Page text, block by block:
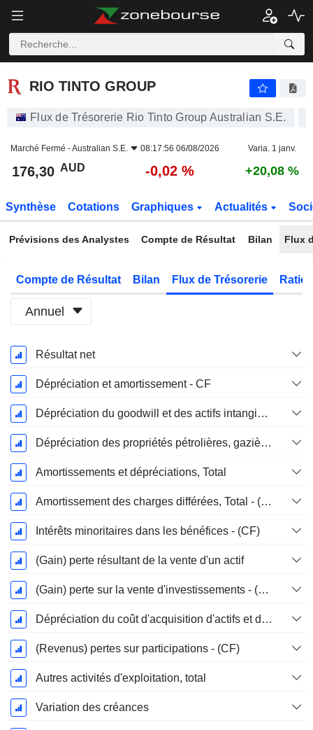
RIO TINTO GROUP
RIO TINTO GROUP
Flux de Trésorerie Rio Tinto Group Australian S.E.
Marché Fermé -Australian S.E. 08:17:56 06/08/2026 Varia. 1 janv.
176,30 AUD -0,02 % +20,08 %
Synthèse Cotations Graphiques Actualités
Prévisions des Analystes Compte de Résultat Bilan Flux
Compte de Résultat Bilan Flux de Trésorerie
Annuel
Période
Fiscale:
Décembre
Résultat net
Dépréciation et amortissement - CF
Dépréciation du goodwill et des actifs intangibles
Dépréciation des propriétés pétrolières, gazières et minérales - (CF)
Amortissements et dépréciations, Total
Amortissement des charges différées, Total - (CF)
Intérêts minoritaires dans les bénéfices - (CF)
(Gain) perte résultant de la vente d'un actif
(Gain) perte sur la vente d'investissements - (CF)
Dépréciation du coût d'acquisition d'actifs et dépenses de restructuration
(Revenus) pertes sur participations - (CF)
Autres activités d'exploitation, total
Variation des créances